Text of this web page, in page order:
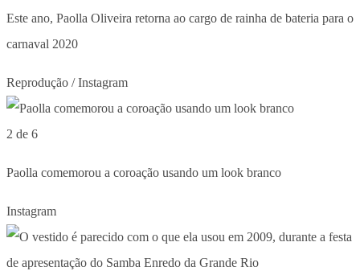
Este ano, Paolla Oliveira retorna ao cargo de rainha de bateria para o
carnaval 2020
Reprodução / Instagram
2 de 6
Paolla comemorou a coroação usando um look branco
Instagram